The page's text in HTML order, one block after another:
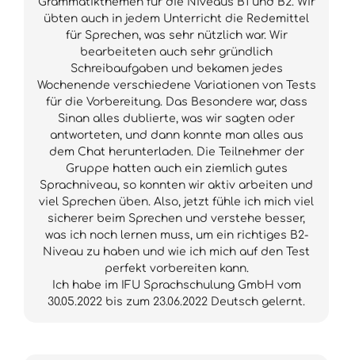
übten auch in jedem Unterricht die Redemittel
für Sprechen, was sehr nützlich war. Wir
bearbeiteten auch sehr gründlich
Schreibaufgaben und bekamen jedes
Wochenende verschiedene Variationen von Tests
für die Vorbereitung. Das Besondere war, dass
Sinan alles dublierte, was wir sagten oder
antworteten, und dann konnte man alles aus
dem Chat herunterladen. Die Teilnehmer der
Gruppe hatten auch ein ziemlich gutes
Sprachniveau, so konnten wir aktiv arbeiten und
viel Sprechen üben. Also, jetzt fühle ich mich viel
sicherer beim Sprechen und verstehe besser,
was ich noch lernen muss, um ein richtiges B2-
Niveau zu haben und wie ich mich auf den Test
perfekt vorbereiten kann.
Ich habe im IFU Sprachschulung GmbH vom
30.05.2022 bis zum 23.06.2022 Deutsch gelernt.